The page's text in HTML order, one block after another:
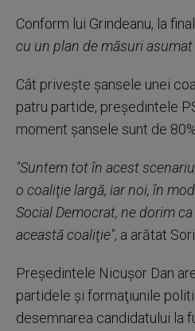
Conform lui Grindeanu, la
cu un plan de măsuri asumat
Cât priveşte şansele unei
patru partide, preşedintele
moment şansele sunt de
"Suntem tot în acest
o coaliţie largă, iar noi, în
Social Democrat, ne dorim
această coaliţie", a arătat
Preşedintele Nicuşor Dan
partidele şi formaţiunile
desemnarea candidatului la